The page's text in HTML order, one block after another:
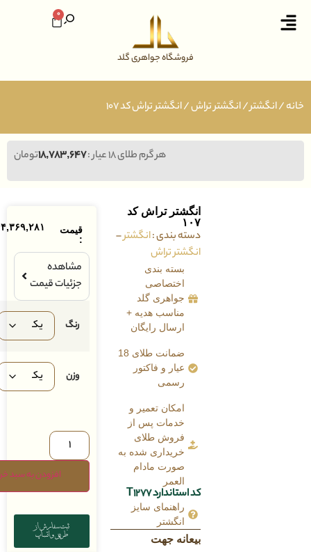
فروشگاه جواهری گلد
/انگشتر تراش/ انگشتر تراش کد ۱۰۷
تومان۱۸,۷۸۳,۶۴۷ هر گرم طلای ۱۸ عیار :
۴۴,۳۶۹,۲۸۱ تومان
:
جزئیات قیمت
افزودن به سبد خرید
انگشتر تراش کد
دسته بندی :انگشتر–
انگشتر تراش
بسته بندی
اختصاصی
جواهری گلد
مناسب هدیه +
ارسال رایگان
ضمانت طلای 18
عیار و فاکتور
امکان تعمیر و
خدمات پس از
فروش طلای
خریداری شده به
صورت مادام
کد استاندارد T1277
راهنمای سایز
انگشتر
بیعانه جهت